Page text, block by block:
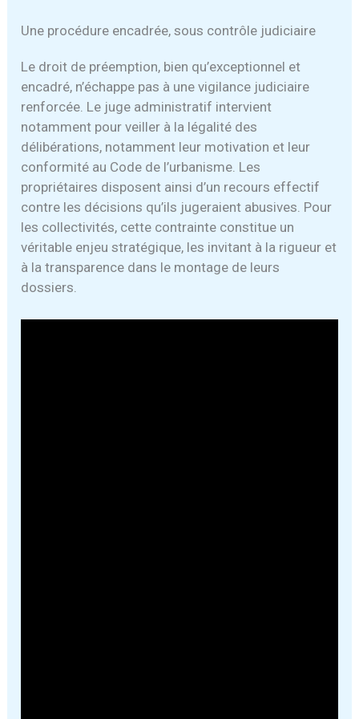
Une procédure encadrée, sous contrôle judiciaire
Le droit de préemption, bien qu’exceptionnel et
encadré, n’échappe pas à une vigilance judiciaire
renforcée. Le juge administratif intervient
notamment pour veiller à la légalité des
délibérations, notamment leur motivation et leur
conformité au Code de l’urbanisme. Les
propriétaires disposent ainsi d’un recours effectif
contre les décisions qu’ils jugeraient abusives. Pour
les collectivités, cette contrainte constitue un
véritable enjeu stratégique, les invitant à la rigueur et
à la transparence dans le montage de leurs
dossiers.